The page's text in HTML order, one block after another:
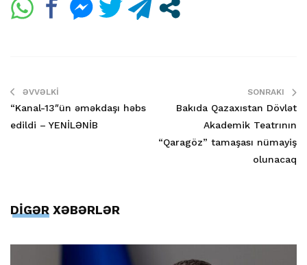
ƏVVƏLKI
“Kanal-13″ün əməkdaşı həbs
edildi – YENİLƏNİB
SONRAKI
Bakıda Qazaxıstan Dövlət
Akademik Teatrının
“Qaragöz” tamaşası nümayiş
olunacaq
DİGƏR XƏBƏRLƏR